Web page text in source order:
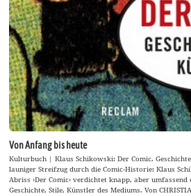
Von Anfang bis heute
Kulturbuch | Klaus Schikowski: Der Comic.
launiger Streifzug durch die Comic-Historie: Klaus
Abriss ›Der Comic‹ verdichtet knapp, aber umfassend
Geschichte, Stile, Künstler des Mediums. Von